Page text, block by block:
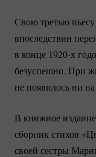
Свою третью
впоследствии
в конце 1920-х
безуспешно. При
не появилось ни
В книжное
сборник стихов
своей сестры